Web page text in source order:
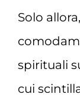
Solo
spirituali
cui